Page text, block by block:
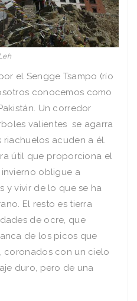
el Sengge Tsampo (río
conocemos como
Un corredor
valientes se agarra
riachuelos acuden a él.
útil que proporciona el
obligue a
y vivir de lo que se ha
El resto es tierra
de ocre, que
de los picos que
coronados con un cielo
duro, pero de una